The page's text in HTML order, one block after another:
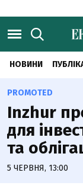
НОВИНИ
PROMOTED
Inzhur
для
та
5 ЧЕРВНЯ, 13:00